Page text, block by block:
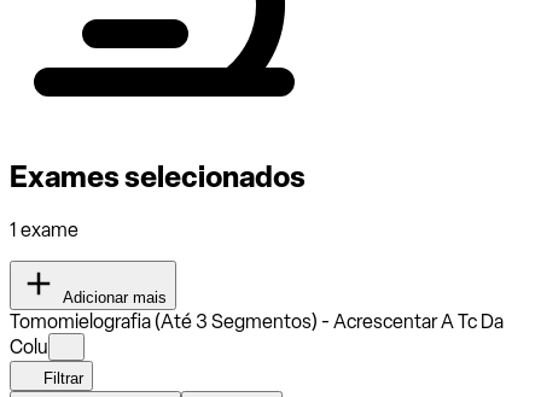
Exames selecionados
1 exame
Adicionar mais
Tomomielografia (Até 3 Segmentos) - Acrescentar A Tc Da
Colu
Filtrar